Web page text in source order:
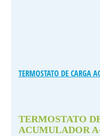
TERMOSTATO DE CARGA
TERMOSTATO
ACUMULADOR